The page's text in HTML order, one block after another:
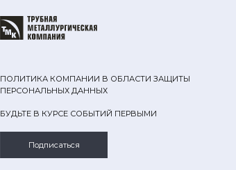
ПОЛИТИКА КОМПАНИИ В ОБЛАСТИ ЗАЩИТЫ
ПЕРСОНАЛЬНЫХ ДАННЫХ
БУДЬТЕ В КУРСЕ СОБЫТИЙ ПЕРВЫМИ
Подписаться